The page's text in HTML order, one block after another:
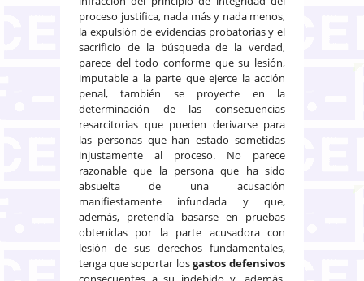
proceso justifica, nada más y nada menos,
la expulsión de evidencias probatorias y el
sacrificio de la búsqueda de la verdad,
parece del todo conforme que su lesión,
imputable a la parte que ejerce la acción
penal, también se proyecte en la
determinación de las consecuencias
resarcitorias que pueden derivarse para
las personas que han estado sometidas
injustamente al proceso. No parece
razonable que la persona que ha sido
absuelta de una acusación
manifiestamente infundada y que,
además, pretendía basarse en pruebas
obtenidas por la parte acusadora con
lesión de sus derechos fundamentales,
tenga que soportar losgastos defensivos